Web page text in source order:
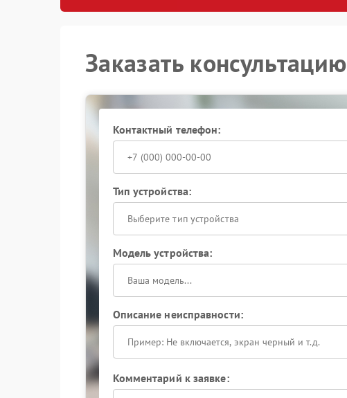
Заказать консультацию
Контактный телефон:
Тип устройства:
Выберите тип устройства
Модель устройства:
Описание неисправности:
Комментарий к заявке: